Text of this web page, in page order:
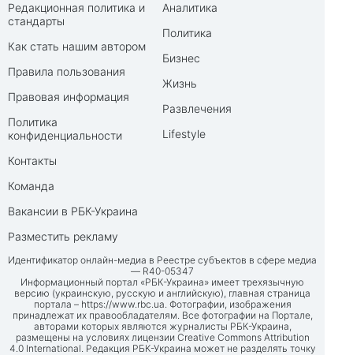
Редакционная политика и
стандарты
Как стать нашим автором
Правила пользования
Правовая информация
Политика
конфиденциальности
Контакты
Команда
Вакансии в РБК-Украина
Разместить рекламу
Аналитика
Политика
Бизнес
Жизнь
Развлечения
Lifestyle
Идентификатор онлайн-медиа в Реестре субъектов в сфере медиа
— R40-05347
Информационный портал «РБК-Украина» имеет трехязычную
версию (украинскую, русскую и английскую), главная страница
портала – https://www.rbc.ua. Фотографии, изображения
принадлежат их правообладателям. Все фотографии на Портале,
авторами которых являются журналисты РБК-Украина,
размещены на условиях лицензии Creative Commons Attribution
4.0 International. Редакция РБК-Украина может не разделять точку